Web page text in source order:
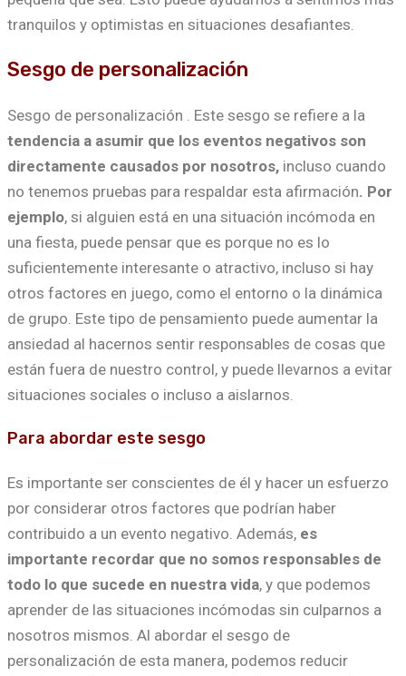
tranquilos y optimistas en situaciones desafiantes.
Sesgo de personalización
Sesgo de personalización . Este sesgo se refiere a la
tendencia a asumir que los eventos negativos son
directamente causados por nosotros, incluso cuando
no tenemos pruebas para respaldar esta afirmación. Por
ejemplo, si alguien está en una situación incómoda en
una fiesta, puede pensar que es porque no es lo
suficientemente interesante o atractivo, incluso si hay
otros factores en juego, como el entorno o la dinámica
de grupo. Este tipo de pensamiento puede aumentar la
ansiedad al hacernos sentir responsables de cosas que
están fuera de nuestro control, y puede llevarnos a evitar
situaciones sociales o incluso a aislarnos.
Para abordar este sesgo
Es importante ser conscientes de él y hacer un esfuerzo
por considerar otros factores que podrían haber
contribuido a un evento negativo. Además, es
importante recordar que no somos responsables de
todo lo que sucede en nuestra vida, y que podemos
aprender de las situaciones incómodas sin culparnos a
nosotros mismos. Al abordar el sesgo de
personalización de esta manera, podemos reducir